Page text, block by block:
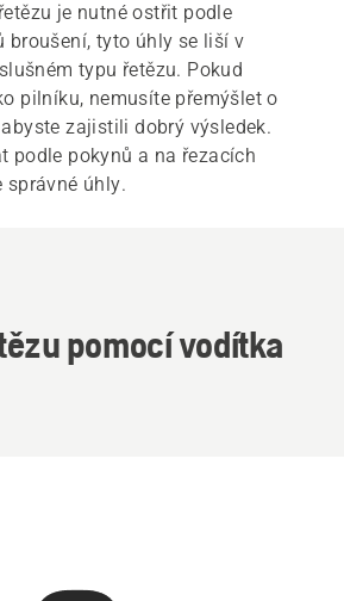
je nutné ostřit podle
broušení, tyto úhly se liší v
typu řetězu. Pokud
pilníku, nemusíte přemýšlet o
zajistili dobrý výsledek.
podle pokynů a na řezacích
správné úhly.
pomocí vodítka